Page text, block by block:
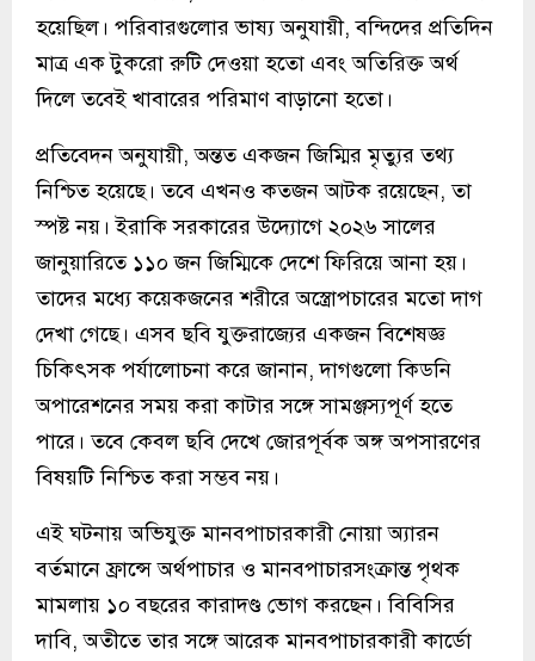
হয়েছিল। পরিবারগুলোর ভাষ্য অনুযায়ী, বন্দিদের প্রতিদিন
মাত্র এক টুকরো রুটি দেওয়া হতো এবং অতিরিক্ত অর্থ
দিলে তবেই খাবারের পরিমাণ বাড়ানো হতো।
প্রতিবেদন অনুযায়ী, অন্তত একজন জিম্মির মৃত্যুর তথ্য
নিশ্চিত হয়েছে। তবে এখনও কতজন আটক রয়েছেন, তা
স্পষ্ট নয়। ইরাকি সরকারের উদ্যোগে ২০২৬ সালের
জানুয়ারিতে ১১০ জন জিম্মিকে দেশে ফিরিয়ে আনা হয়।
তাদের মধ্যে কয়েকজনের শরীরে অস্ত্রোপচারের মতো দাগ
দেখা গেছে। এসব ছবি যুক্তরাজ্যের একজন বিশেষজ্ঞ
চিকিৎসক পর্যালোচনা করে জানান, দাগগুলো কিডনি
অপারেশনের সময় করা কাটার সঙ্গে সামঞ্জস্যপূর্ণ হতে
পারে। তবে কেবল ছবি দেখে জোরপূর্বক অঙ্গ অপসারণের
বিষয়টি নিশ্চিত করা সম্ভব নয়।
এই ঘটনায় অভিযুক্ত মানবপাচারকারী নোয়া অ্যারন
বর্তমানে ফ্রান্সে অর্থপাচার ও মানবপাচারসংক্রান্ত পৃথক
মামলায় ১০ বছরের কারাদণ্ড ভোগ করছেন। বিবিসির
দাবি, অতীতে তার সঙ্গে আরেক মানবপাচারকারী কার্ডো